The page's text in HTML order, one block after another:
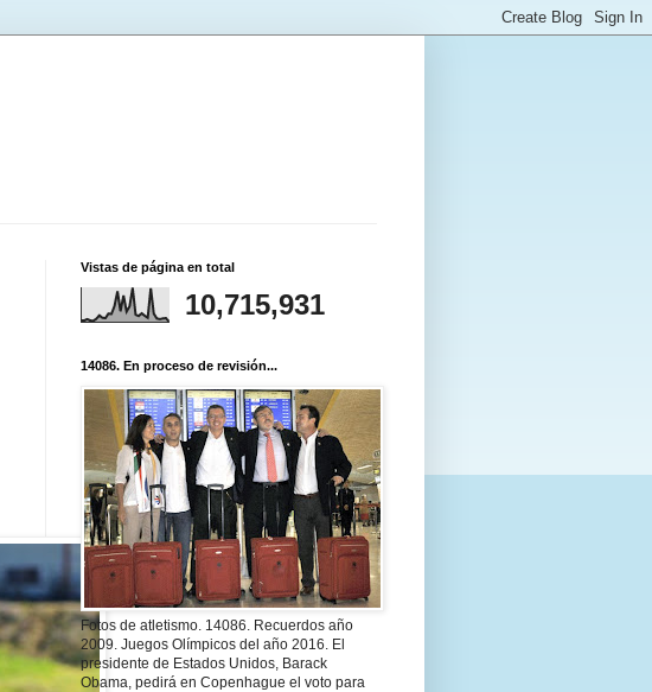
Vistas de página en total
10,715,931
14086. En proceso de revisión...
Fotos de atletismo. 14086. Recuerdos año
2009. Juegos Olímpicos del año 2016. El
presidente de Estados Unidos, Barack
Obama, pedirá en Copenhague el voto para